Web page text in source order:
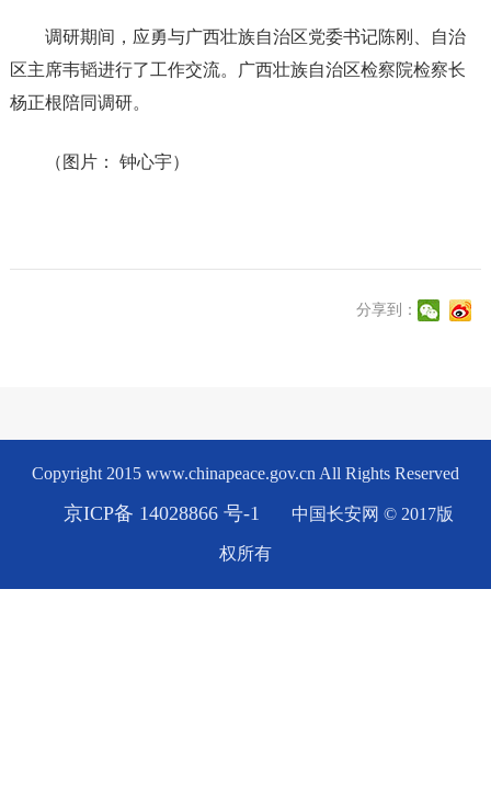
调研期间，应勇与广西壮族自治区党委书记陈刚、自治
区主席韦韬进行了工作交流。广西壮族自治区检察院检察长
杨正根陪同调研。
（图片： 钟心宇）
分享到：
Copyright 2015 www.chinapeace.gov.cn All Rights Reserved
京ICP备 14028866 号-1 中国长安网 © 2017版
权所有